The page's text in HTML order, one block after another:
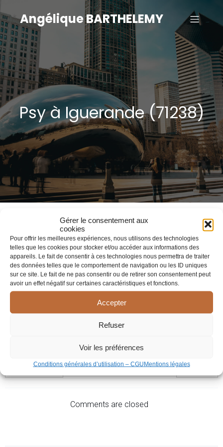
Gérer le consentement aux
cookies
Pour offrir les meilleures expériences, nous utilisons des technologies
telles que les cookies pour stocker et/ou accéder aux informations des
appareils. Le fait de consentir à ces technologies nous permettra de traiter
des données telles que le comportement de navigation ou les ID uniques
sur ce site. Le fait de ne pas consentir ou de retirer son consentement peut
avoir un effet négatif sur certaines caractéristiques et fonctions.
Accepter
Refuser
Voir les préférences
Conditions générales d’utilisation – CGUMentions légales
Angélique BARTHELEMY
Psy à Iguerande (71238)
avril 15, 2024 | 12h28
Vous souffrez et vivez difficilement une étape de votre vie :
Elle permet aussi d’être écouté sans jugement, sans enjeux
de pouvoir, sans crainte de blesser l’autre.
Previous Next
Comments are closed